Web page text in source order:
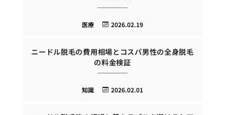
2026.02.19
医療
ニードル脱毛の費用相場とコスパ男性の全身脱毛
の料金検証
2026.02.01
知識